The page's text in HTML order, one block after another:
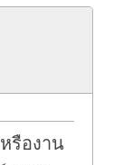
รืองาน